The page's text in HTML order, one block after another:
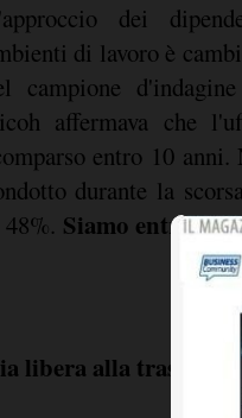
dei
di lavoro è
campione
affermava che
entro 10
durante la
Siamo entrati
libera alla